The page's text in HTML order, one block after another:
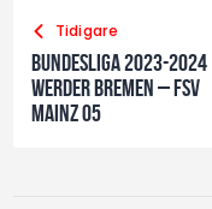
Tidigare
Bundesliga 2023-2024 |
Werder Bremen – FSV
Mainz 05